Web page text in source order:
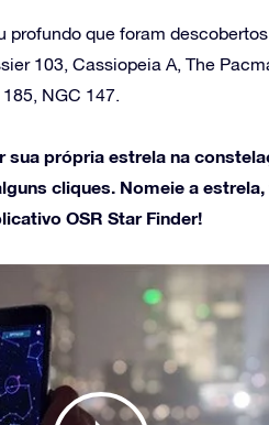
profundo que foram
103, Cassiopeia A, The
NGC 147.
sua própria estrela na
cliques. Nomeie a
OSR Star Finder!